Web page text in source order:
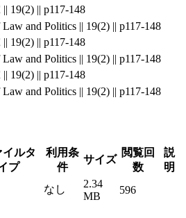
19(2) || p117-148
and Politics || 19(2) || p117-148
19(2) || p117-148
and Politics || 19(2) || p117-148
19(2) || p117-148
and Politics || 19(2) || p117-148
イルタ
プ
利用条
件
サイズ
閲覧回
数
説
明
なし
2.34
MB
596